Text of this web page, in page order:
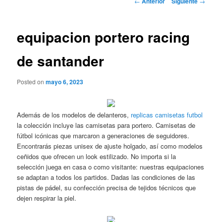
equipacion portero racing
de santander
Posted onmayo 6, 2023
Además de los modelos de delanteros, replicas camisetas futbol
la colección incluye las camisetas para portero. Camisetas de
fútbol icónicas que marcaron a generaciones de seguidores.
Encontrarás piezas unisex de ajuste holgado, así como modelos
ceñidos que ofrecen un look estilizado. No importa si la
selección juega en casa o como visitante: nuestras equipaciones
se adaptan a todos los partidos. Dadas las condiciones de las
pistas de pádel, su confección precisa de tejidos técnicos que
dejen respirar la piel.